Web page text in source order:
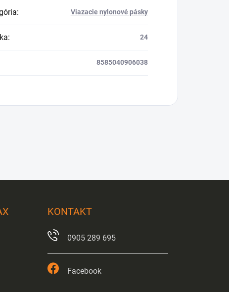
: Viazacie nylonové pásky
: 24
8585040906038
KONTAKT
0905 289 695
Facebook